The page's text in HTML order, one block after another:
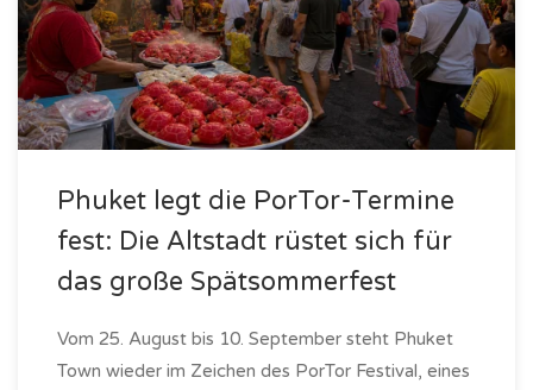
Phuket legt die PorTor-Termine
fest: Die Altstadt rüstet sich für
das große Spätsommerfest
Vom 25. August bis 10. September steht Phuket
Town wieder im Zeichen des PorTor Festival, eines